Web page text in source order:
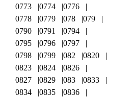
0773
0774
0776
0778
0779 078
079
0790
0791
0794
0795
0796
0797
0798
0799 082
0820
0823
0824
0826
0827
0829 083
0833
0834
0835
0836